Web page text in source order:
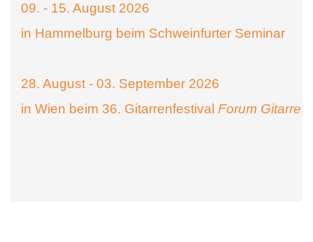
09. - 15. August 2026
in Hammelburg beim Schweinfurter Seminar
28. August - 03. September 2026
in Wien beim 36. Gitarrenfestival Forum Gitarre